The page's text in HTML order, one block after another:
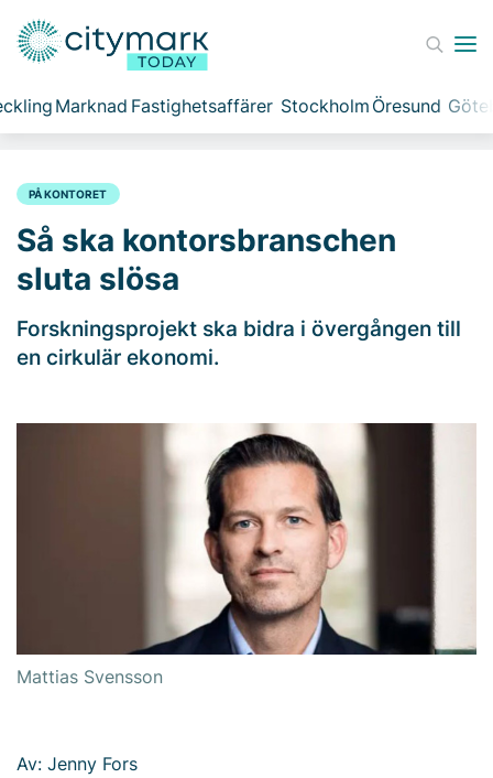
Marknad Fastighetsaffärer Stockholm Öresund
PÅ KONTORET
Så ska kontorsbranschen
sluta slösa
Forskningsprojekt ska bidra i övergången till
en cirkulär ekonomi.
Mattias Svensson
Av: Jenny Fors